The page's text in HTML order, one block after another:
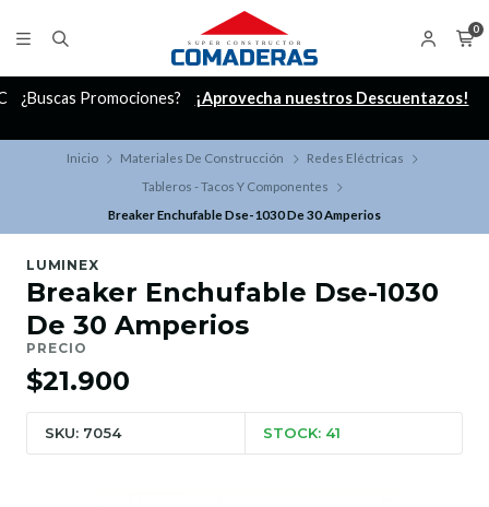
0
¿Buscas Promociones? ¡Aprovecha nuestros Descuentazos!
Inicio Materiales De Construcción
Redes Eléctricas
Tableros - Tacos Y Componentes
Breaker Enchufable Dse-1030 De 30 Amperios
LUMINEX
Breaker Enchufable Dse-1030
De 30 Amperios
PRECIO
$21.900
SKU: 7054 STOCK: 41